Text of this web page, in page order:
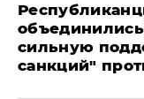
сильную
санкций"